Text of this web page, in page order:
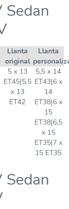
Sedan
Llanta
original
Llanta
5 x 13
ET45|5,5
x 13
ET42
5,5 x 14
ET43|6 x
14
ET38|6 x
15
ET38|6,5
x 15
ET35|7 x
15 ET35
Sedan